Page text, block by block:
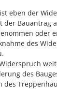
eben der
der Bauantrag
oder
des
des
des